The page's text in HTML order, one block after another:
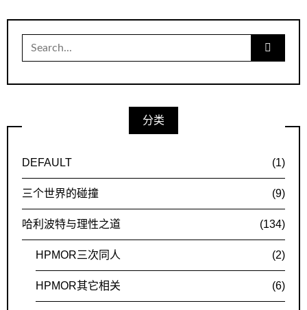
导
Search
for:
分类
DEFAULT (1)
三个世界的碰撞 (9)
哈利波特与理性之道 (134)
HPMOR三次同人 (2)
HPMOR其它相关 (6)